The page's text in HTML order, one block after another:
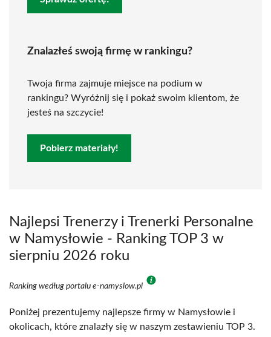
Znalazłeś swoją firmę w rankingu?
Twoja firma zajmuje miejsce na podium w
rankingu? Wyróżnij się i pokaż swoim klientom, że
jesteś na szczycie!
Pobierz materiały!
Najlepsi Trenerzy i Trenerki Personalne
w Namysłowie - Ranking TOP 3 w
sierpniu 2026 roku
Ranking według portalu e-namyslow.pl
Poniżej prezentujemy najlepsze firmy w Namysłowie i
okolicach, które znalazły się w naszym zestawieniu TOP 3.